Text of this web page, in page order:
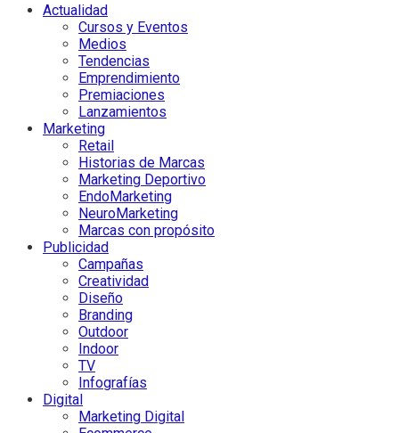
Actualidad
Cursos y Eventos
Medios
Tendencias
Emprendimiento
Premiaciones
Lanzamientos
Marketing
Retail
Historias de Marcas
Marketing Deportivo
EndoMarketing
NeuroMarketing
Marcas con propósito
Publicidad
Campañas
Creatividad
Diseño
Branding
Outdoor
Indoor
TV
Infografías
Digital
Marketing Digital